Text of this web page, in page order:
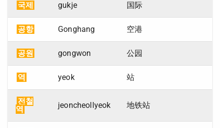
국제 gukje 国际
공항 Gonghang 空港
공원 gongwon 公园
역 yeok 站
전철
역
jeoncheollyeok 地铁站